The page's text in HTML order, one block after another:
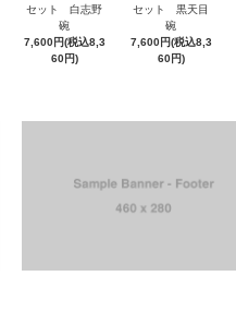
セット 白志野
碗
7,600円(税込8,3
60円)
セット 黒天目
碗
7,600円(税込8,3
60円)